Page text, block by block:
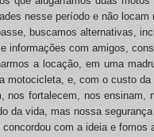
nesse período e não locam
buscamos alternativas,
informações com amigos,
a locação, em uma
motocicleta, e, com o custo
nos fortalecem, nos
da vida, mas nossa
concordou com a ideia e